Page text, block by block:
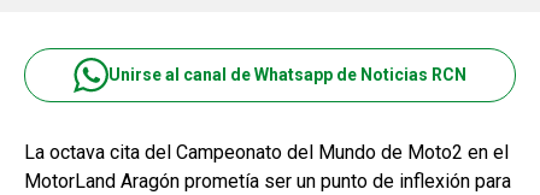
Unirse al canal de Whatsapp de Noticias RCN
La octava cita del Campeonato del Mundo de Moto2 en el
MotorLand Aragón prometía ser un punto de inflexión para